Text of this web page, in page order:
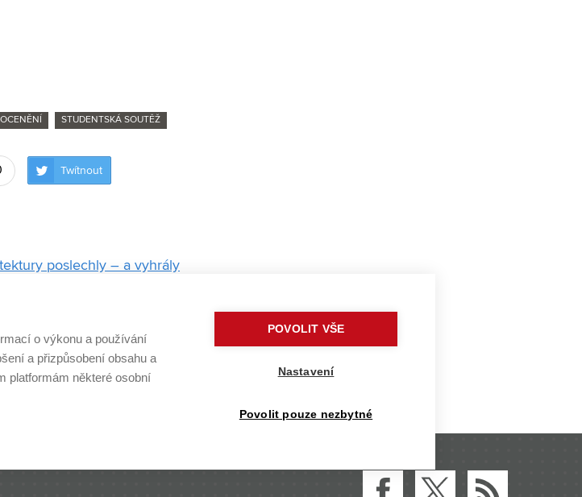
OCENĚNÍ STUDENTSKÁ SOUTĚŽ
Twítnout
poslechly – a vyhrály
zaměřené na lokalitu "brněnského Bronxu"
se vznáší nad řekou
si jedna z vítězek soutěže Stavby s vůní dřeva
o výkonu a používání
a přizpůsobení obsahu a
platformám některé osobní
POVOLIT VŠE
Nastavení
Povolit pouze nezbytné